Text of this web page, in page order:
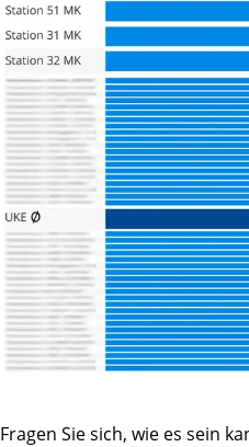
Fragen Sie sich, wie es sein